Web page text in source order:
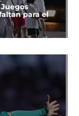
para el